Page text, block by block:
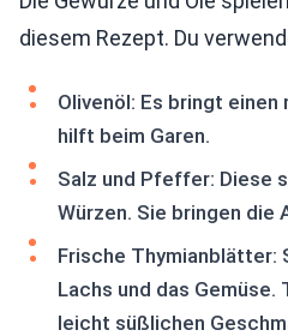
diesem Rezept. Du
Olivenöl: Es bringt einen
hilft beim Garen.
Salz und Pfeffer: Diese
Würzen. Sie bringen die
Frische Thymianblätter:
Lachs und das Gemüse.
leicht süßlichen